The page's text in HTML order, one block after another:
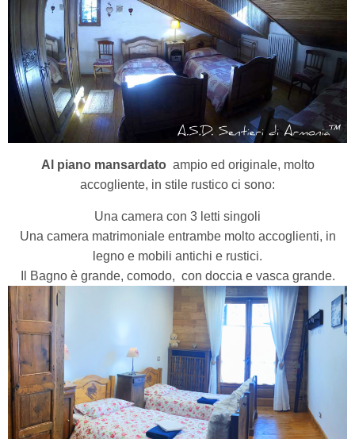
Al piano mansardato ampio ed originale, molto
accogliente, in stile rustico ci sono:
Una camera con 3 letti singoli
Una camera matrimoniale entrambe molto accoglienti, in
legno e mobili antichi e rustici.
Il Bagno è grande, comodo, con doccia e vasca grande.